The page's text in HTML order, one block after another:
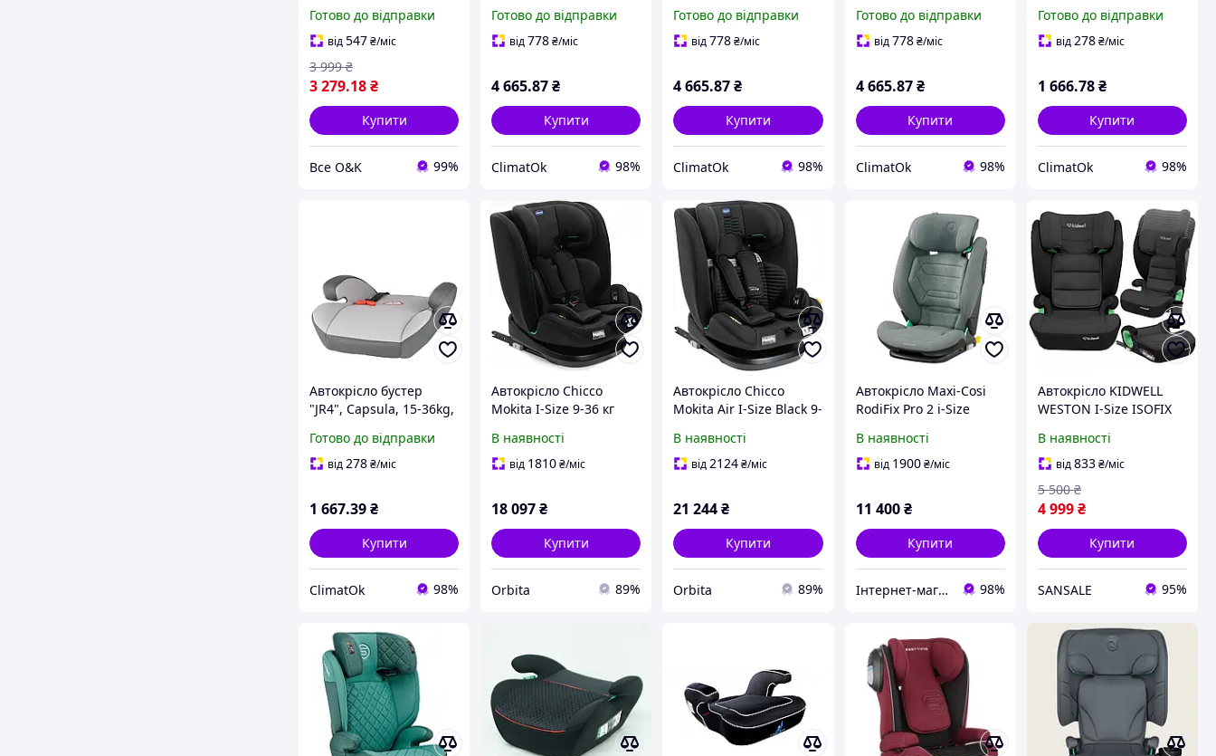
Готово до відправки
від547₴/міс
3 279.18₴
3 999 ₴
Купити
Все O&K 99%
чорний, 772010
Готово до відправки
від778₴/міс
4 665.87₴
Купити
ClimatOk 98%
772020
Готово до відправки
від778₴/міс
4 665.87₴
Купити
ClimatOk 98%
772040
Готово до відправки
від778 ₴/міс
4 665.87 ₴
Купити
ClimatOk 98%
774010
Готово до відправки
від 278₴/міс
1 666.78₴
Купити
ClimatOk 98%
Автокрісло бустер
"JR4", Capsula, 15-36kg,
774020
Готово до відправки
від278₴/міс
1 667.39₴
Купити
ClimatOk 98%
Автокрісло Chicco
Mokita I-Size 9-36 кг
В наявності
від 1810₴/міс
18 097₴
Купити
Orbita 89%
Автокрісло Chicco
Mokita Air I-Size Black 9-
В наявності
від2124₴/міс
21 244₴
Купити
Orbita 89%
Автокрісло Maxi-Cosi
RodiFix Pro 2 i-Size
В наявності
від 1900 ₴/міс
11 400 ₴
Купити
Інтернет-магазин дитячих товарів "Papa-mama" 98%
Автокрісло KIDWELL
WESTON I-Size ISOFIX
В наявності
від833₴/міс
4 999₴
5 500 ₴
Купити
SANSALE 95%